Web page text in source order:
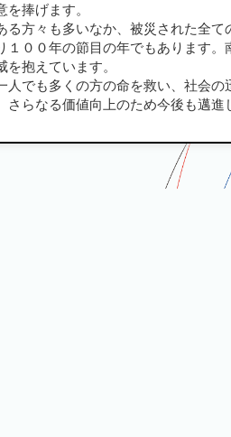
捧げます。
る方々も多いなか、被災された全て
１００年の節目の年でもあります
抱えています。
人でも多くの方の命を救い、社会
らなる価値向上のため今後も邁